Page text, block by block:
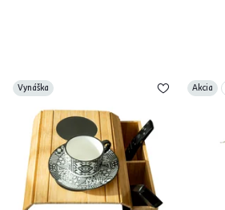
Vynáška Akcia